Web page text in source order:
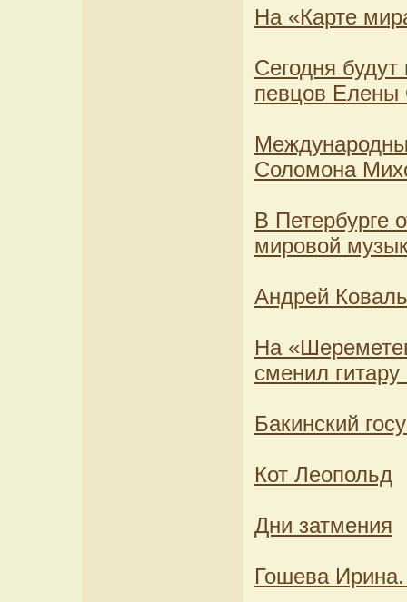
На «Карте
Сегодня
певцов Елены
Соломона
В Петербурге
мировой
Андрей
На
сменил
Бакинский
Кот Леопольд
Дни затмения
Гошева